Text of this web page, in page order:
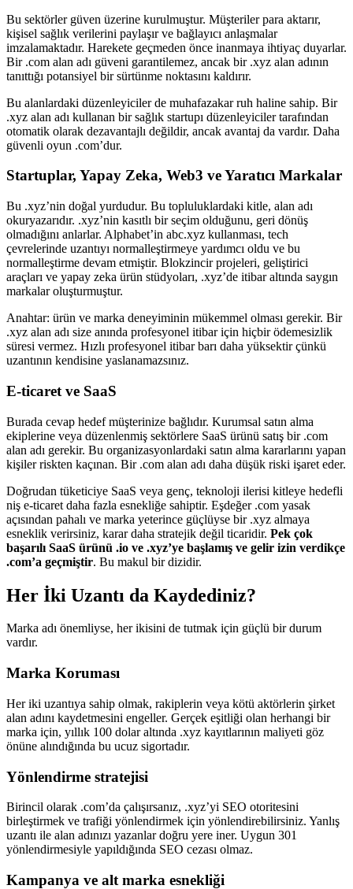
Bu sektörler güven üzerine kurulmuştur. Müşteriler para aktarır,
kişisel sağlık verilerini paylaşır ve bağlayıcı anlaşmalar
imzalamaktadır. Harekete geçmeden önce inanmaya ihtiyaç duyarlar.
Bir .com alan adı güveni garantilemez, ancak bir .xyz alan adının
tanıttığı potansiyel bir sürtünme noktasını kaldırır.
Bu alanlardaki düzenleyiciler de muhafazakar ruh haline sahip. Bir
.xyz alan adı kullanan bir sağlık startupı düzenleyiciler tarafından
otomatik olarak dezavantajlı değildir, ancak avantaj da vardır. Daha
güvenli oyun .com’dur.
Startuplar, Yapay Zeka, Web3 ve Yaratıcı Markalar
Bu .xyz’nin doğal yurdudur. Bu topluluklardaki kitle, alan adı
okuryazarıdır. .xyz’nin kasıtlı bir seçim olduğunu, geri dönüş
olmadığını anlarlar. Alphabet’in abc.xyz kullanması, tech
çevrelerinde uzantıyı normalleştirmeye yardımcı oldu ve bu
normalleştirme devam etmiştir. Blokzincir projeleri, geliştirici
araçları ve yapay zeka ürün stüdyoları, .xyz’de itibar altında saygın
markalar oluşturmuştur.
Anahtar: ürün ve marka deneyiminin mükemmel olması gerekir. Bir
.xyz alan adı size anında profesyonel itibar için hiçbir ödemesizlik
süresi vermez. Hızlı profesyonel itibar barı daha yüksektir çünkü
uzantının kendisine yaslanamazsınız.
E-ticaret ve SaaS
Burada cevap hedef müşterinize bağlıdır. Kurumsal satın alma
ekiplerine veya düzenlenmiş sektörlere SaaS ürünü satış bir .com
alan adı gerekir. Bu organizasyonlardaki satın alma kararlarını yapan
kişiler riskten kaçınan. Bir .com alan adı daha düşük riski işaret eder.
Doğrudan tüketiciye SaaS veya genç, teknoloji ilerisi kitleye hedefli
niş e-ticaret daha fazla esnekliğe sahiptir. Eşdeğer .com yasak
açısından pahalı ve marka yeterince güçlüyse bir .xyz almaya
esneklik verirsiniz, karar daha stratejik değil ticaridir. Pek çok
başarılı SaaS ürünü .io ve .xyz’ye başlamış ve gelir izin verdikçe
.com’a geçmiştir. Bu makul bir dizidir.
Her İki Uzantı da Kaydediniz?
Marka adı önemliyse, her ikisini de tutmak için güçlü bir durum
vardır.
Marka Koruması
Her iki uzantıya sahip olmak, rakiplerin veya kötü aktörlerin şirket
alan adını kaydetmesini engeller. Gerçek eşitliği olan herhangi bir
marka için, yıllık 100 dolar altında .xyz kayıtlarının maliyeti göz
önüne alındığında bu ucuz sigortadır.
Yönlendirme stratejisi
Birincil olarak .com’da çalışırsanız, .xyz’yi SEO otoritesini
birleştirmek ve trafiği yönlendirmek için yönlendirebilirsiniz. Yanlış
uzantı ile alan adınızı yazanlar doğru yere iner. Uygun 301
yönlendirmesiyle yapıldığında SEO cezası olmaz.
Kampanya ve alt marka esnekliği